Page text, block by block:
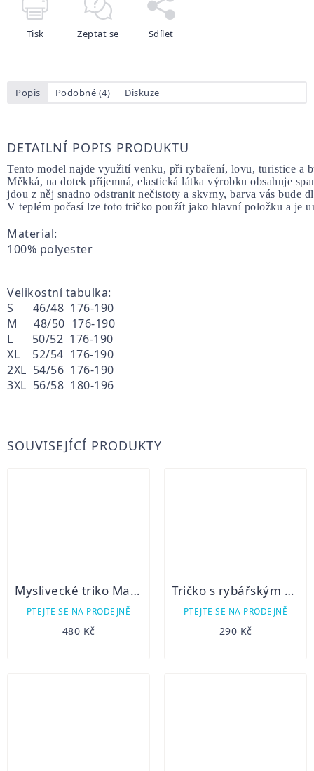
Tisk Zeptat se Sdílet
Popis Podobné (4) Diskuze
DETAILNÍ POPIS PRODUKTU
Tento model najde využití venku, při rybaření, lovu, turistice a
Měkká, na dotek příjemná, elastická látka výrobku obsahuje
jdou z něj snadno odstranit nečistoty a skvrny, barva vás bude
V teplém počasí lze toto tričko použít jako hlavní položku a je
Material:
100% polyester
Velikostní tabulka:
S 46/48 176-190
M 48/50 176-190
L 50/52 176-190
XL 52/54 176-190
2XL 54/56 176-190
3XL 56/58 180-196
SOUVISEJÍCÍ PRODUKTY
Myslivecké triko Margita - krátký rukáv - srnec
PTEJTE SE NA PRODEJNĚ
480 Kč
Tričko s rybářským motivem - Ryby
PTEJTE SE NA PRODEJNĚ
290 Kč